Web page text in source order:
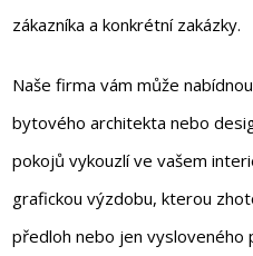
zákazníka a konkrétní zakázky.
Naše firma vám může
bytového architekta nebo
pokojů vykouzlí ve vašem
grafickou výzdobu, kterou
předloh nebo jen vysloveného